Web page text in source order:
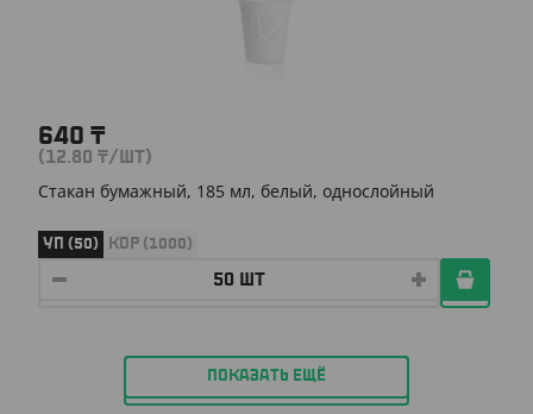
640 ₸
(12.80 ₸/ШТ)
Стакан бумажный, 185 мл, белый, однослойный
УП (50) КОР (1000)
ПОКАЗАТЬ ЕЩЁ